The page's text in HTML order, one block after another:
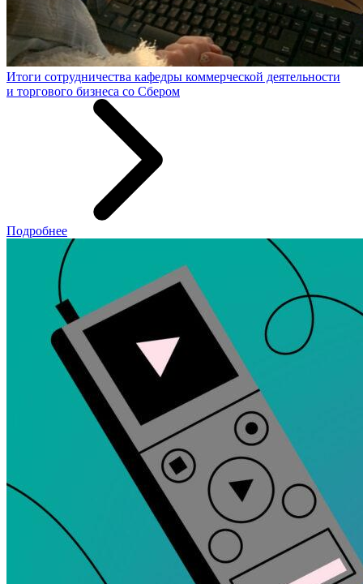
Итоги сотрудничества кафедры коммерческой деятельности
и торгового бизнеса со Сбером
Подробнее